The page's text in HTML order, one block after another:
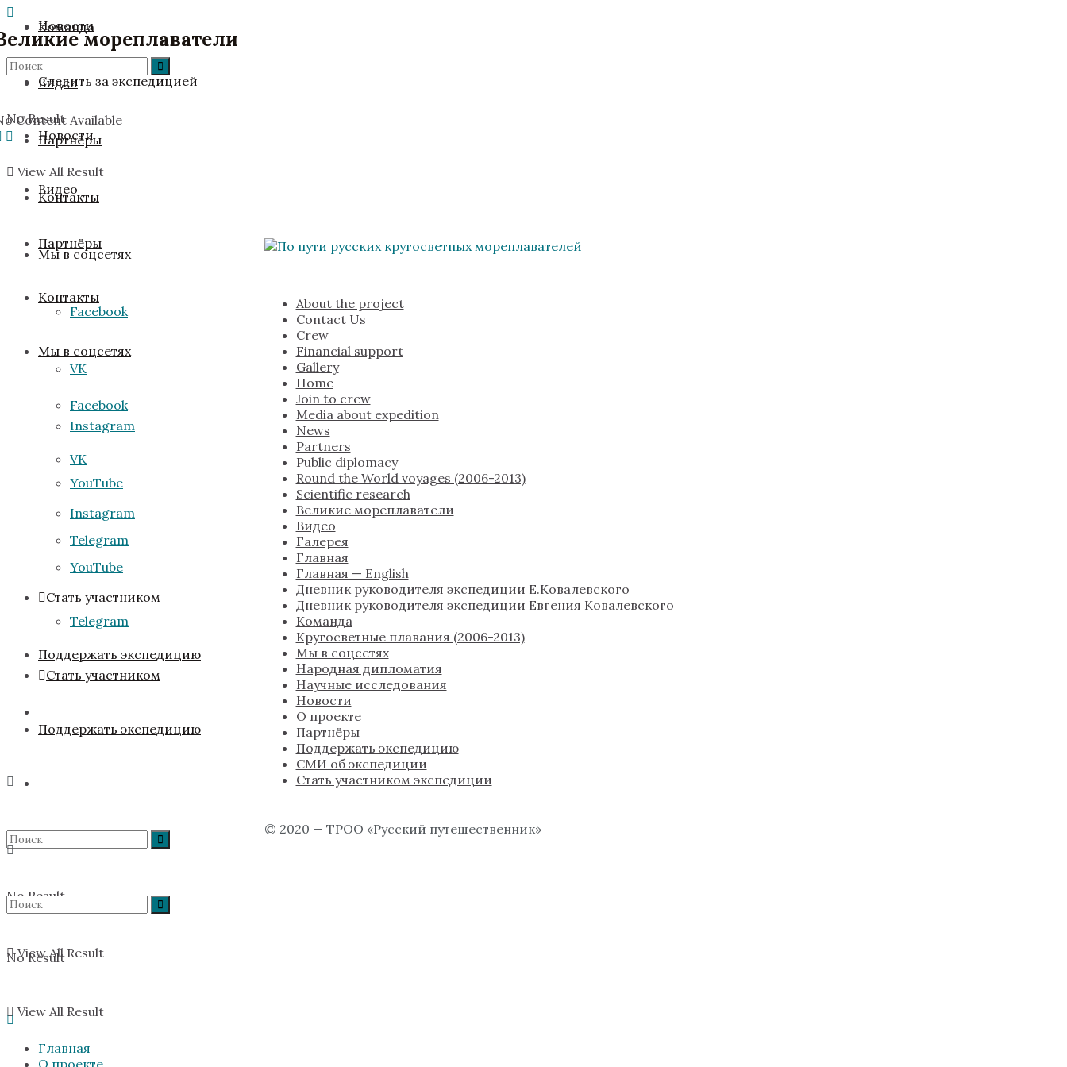
Новости
Видео
Партнёры
Контакты
Мы в соцсетях
Facebook
VK
Instagram
YouTube
Telegram
Стать участником
Поддержать экспедицию
No Result
View All Result
Команда
Следить за экспедицией
Новости
Видео
Партнёры
Контакты
Мы в соцсетях
Facebook
VK
Instagram
YouTube
Telegram
Стать участником
Поддержать экспедицию
No Result
View All Result
No Result
View All Result
мореплаватели
Content Available
About the project
Contact Us
Crew
Financial support
Gallery
Home
Join to crew
Media about expedition
News
Partners
Public diplomacy
Round the World voyages (2006-2013)
Scientific research
Великие мореплаватели
Видео
Галерея
Главная
Главная — English
Дневник руководителя экспедиции Е.Ковалевского
Дневник руководителя экспедиции Евгения Ковалевского
Команда
Кругосветные плавания (2006-2013)
Мы в соцсетях
Народная дипломатия
Научные исследования
Новости
О проекте
Партнёры
Поддержать экспедицию
СМИ об экспедиции
Стать участником экспедиции
© 2020 — ТРОО «Русский путешественник»
Главная
О проекте